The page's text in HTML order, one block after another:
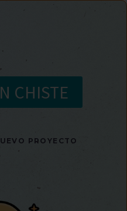
CHISTE
PROYECTO